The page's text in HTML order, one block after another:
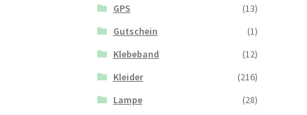
GPS
(13)
Gutschein
(1)
Klebeband
(12)
Kleider
(216)
Lampe
(28)